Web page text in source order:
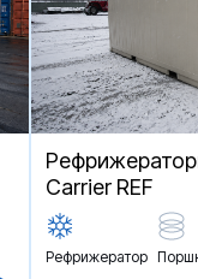
Carrier REF
Рефрижератор